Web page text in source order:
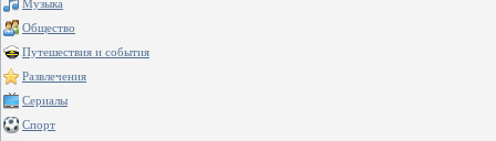
Музыка
Общество
Путешествия и события
Развлечения
Сериалы
Спорт